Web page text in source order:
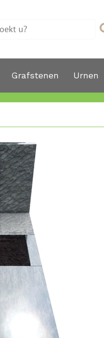
Grafstenen Urnen